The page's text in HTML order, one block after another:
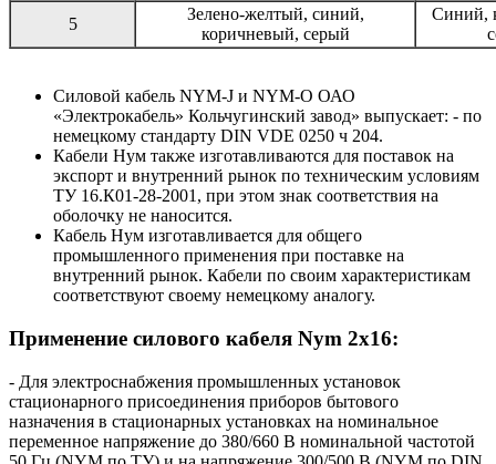
5
Зелено-желтый, синий,
коричневый, серый
Синий,
Силовой кабель NYM-J и NYM-O ОАО
«Электрокабель» Кольчугинский завод» выпускает: - по
немецкому стандарту DIN VDE 0250 ч 204.
Кабели Нум также изготавливаются для поставок на
экспорт и внутренний рынок по техническим условиям
ТУ 16.К01-28-2001, при этом знак соответствия на
оболочку не наносится.
Кабель Нум изготавливается для общего
промышленного применения при поставке на
внутренний рынок. Кабели по своим характеристикам
соответствуют своему немецкому аналогу.
Применение силового кабеля Nym 2x16:
- Для электроснабжения промышленных установок
стационарного присоединения приборов бытового
назначения в стационарных установках на номинальное
переменное напряжение до 380/660 В номинальной частотой